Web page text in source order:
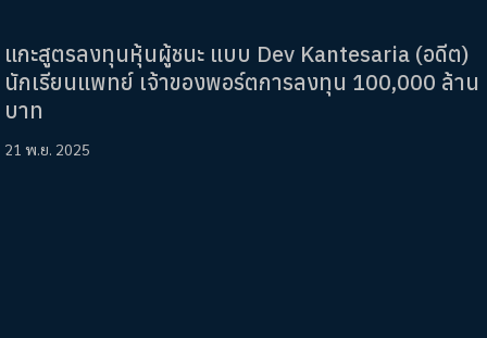
แกะสูตรลงทุนหุ้นผู้ชนะ แบบ Dev Kantesaria (อดีต)
นักเรียนแพทย์ เจ้าของพอร์ตการลงทุน 100,000 ล้าน
บาท
21 พ.ย. 2025